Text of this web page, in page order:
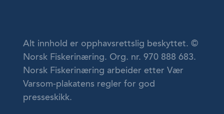
Alt innhold er opphavsrettslig beskyttet. ©
Norsk Fiskerinæring. Org. nr. 970 888 683.
Norsk Fiskerinæring arbeider etter Vær
Varsom-plakatens regler for god
presseskikk.